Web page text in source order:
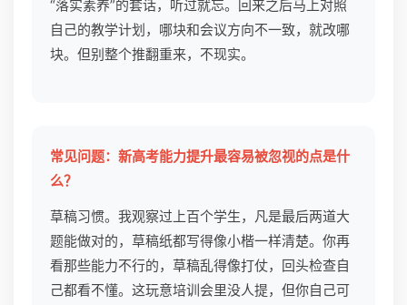
“落实素养”的套话，听过就忘。回来之后马上对照
自己的教学计划，哪块和会议方向不一致，就改哪
块。但别整个推翻重来，不现实。
常见问题：新高考能力提升最容易被忽视的点是什
么？
草稿习惯。我观察过上百个学生，凡是最后两道大
题能做对的，草稿纸都写得像小楷一样清楚。你再
看那些能力不行的，草稿乱得像打仗，回头检查自
己都看不懂。这玩意培训会里没人提，但你自己可